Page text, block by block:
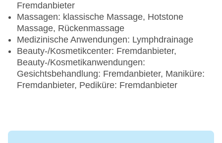
Fremdanbieter
Massagen: klassische Massage, Hotstone
Massage, Rückenmassage
Medizinische Anwendungen: Lymphdrainage
Beauty-/Kosmetikcenter: Fremdanbieter,
Beauty-/Kosmetikanwendungen:
Gesichtsbehandlung: Fremdanbieter, Maniküre:
Fremdanbieter, Pediküre: Fremdanbieter